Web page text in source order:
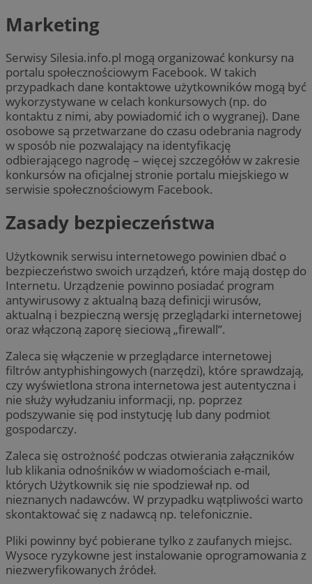
Marketing
Serwisy Silesia.info.pl mogą organizować konkursy na
portalu społecznościowym Facebook. W takich
przypadkach dane kontaktowe użytkowników mogą być
wykorzystywane w celach konkursowych (np. do
kontaktu z nimi, aby powiadomić ich o wygranej). Dane
osobowe są przetwarzane do czasu odebrania nagrody
w sposób nie pozwalający na identyfikację
odbierającego nagrodę – więcej szczegółów w zakresie
konkursów na oficjalnej stronie portalu miejskiego w
serwisie społecznościowym Facebook.
Zasady bezpieczeństwa
Użytkownik serwisu internetowego powinien dbać o
bezpieczeństwo swoich urządzeń, które mają dostęp do
Internetu. Urządzenie powinno posiadać program
antywirusowy z aktualną bazą definicji wirusów,
aktualną i bezpieczną wersję przeglądarki internetowej
oraz włączoną zaporę sieciową „firewall”.
Zaleca się włączenie w przeglądarce internetowej
filtrów antyphishingowych (narzędzi), które sprawdzają,
czy wyświetlona strona internetowa jest autentyczna i
nie służy wyłudzaniu informacji, np. poprzez
podszywanie się pod instytucję lub dany podmiot
gospodarczy.
Zaleca się ostrożność podczas otwierania załączników
lub klikania odnośników w wiadomościach e-mail,
których Użytkownik się nie spodziewał np. od
nieznanych nadawców. W przypadku wątpliwości warto
skontaktować się z nadawcą np. telefonicznie.
Pliki powinny być pobierane tylko z zaufanych miejsc.
Wysoce ryzykowne jest instalowanie oprogramowania z
niezweryfikowanych źródeł.